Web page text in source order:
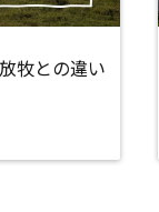
牧との違い